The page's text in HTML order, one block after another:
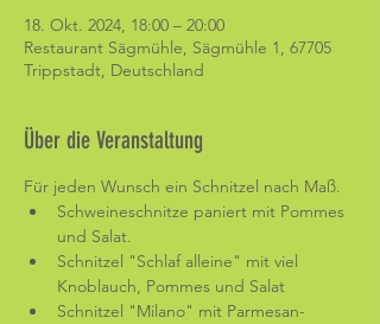
18. Okt. 2024, 18:00 – 20:00
Restaurant Sägmühle, Sägmühle 1, 67705
Trippstadt, Deutschland
Über die Veranstaltung
Für jeden Wunsch ein Schnitzel nach Maß.
Schweineschnitze paniert mit Pommes
und Salat.
Schnitzel "Schlaf alleine" mit viel
Knoblauch, Pommes und Salat
Schnitzel "Milano" mit Parmesan-